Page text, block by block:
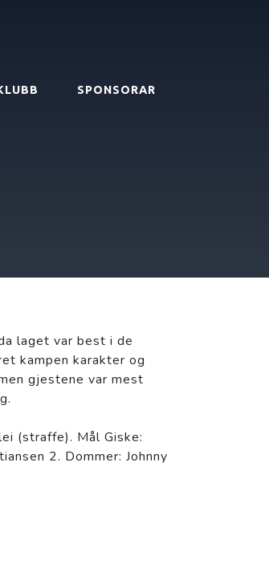
SPONSORAR
laget var best i de
kampen karakter og
gjestene var mest
(straffe). Mål Giske:
2. Dommer: Johnny